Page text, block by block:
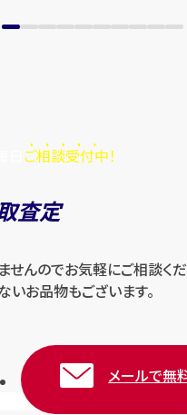
ご相談受付中！
査定
んのでお気軽にご相談くだ
お品物もございます。
メールで無